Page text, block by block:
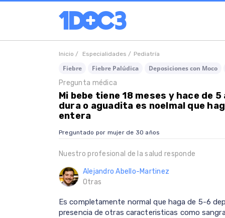
Inicio / Especialidades / Pediatría
Fiebre Fiebre Palúdica Deposiciones con Moco
Pregunta médica
Mi bebe tiene 18 meses y hace de
dura o aguadita es noelmal que
entera
Preguntado por mujer de 30 años
Nuestro profesional de la salud responde
Alejandro Abello-Martinez
Otras
Es completamente normal que haga de 5-6
presencia de otras caracteristicas como